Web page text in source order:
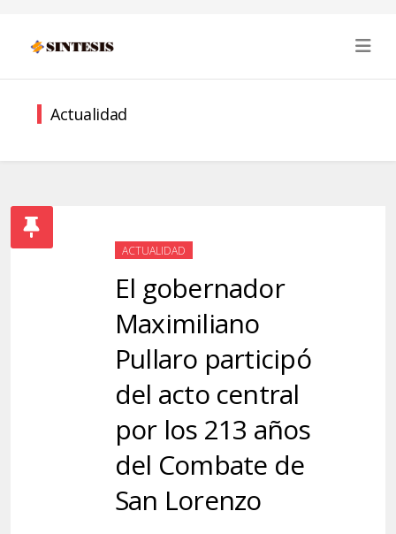
Actualidad
ACTUALIDAD
El gobernador
Maximiliano
Pullaro participó
del acto central
por los 213 años
del Combate de
San Lorenzo